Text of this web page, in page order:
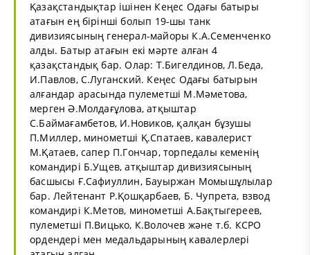
Қазақстандықтар ішінен Кеңес Одағы батыры
атағын ең бірінші болып 19-шы танк
дивизиясының генерал-майоры К.А.Семенченко
алды. Батыр атағын екі мәрте алған 4
қазақстандық бар. Олар: Т.Бигелдинов, Л.Беда,
И.Павлов, С.Луганский. Кеңес Одағы батырын
алғандар арасында пулеметші М.Мәметова,
мерген Ә.Молдағұлова, атқыштар
С.Баймағамбетов, И.Новиков, қалқан бұзушы
П.Миллер, минометші Қ.Спатаев, кавалерист
М.Қатаев, сапер П.Гончар, торпедалы кеменің
командирі Б.Ущев, атқыштар дивизиясының
басшысы Ғ.Сафиуллин, Бауыржан Момышұлылар
бар. Лейтенант Р.Қошқарбаев, Б. Чупрета, взвод
командирі К.Метов, минометші А.Бақтыгереев,
пулеметші П.Вицько, К.Волочев және т.б. КСРО
ордендері мен медальдарының кавалерлері